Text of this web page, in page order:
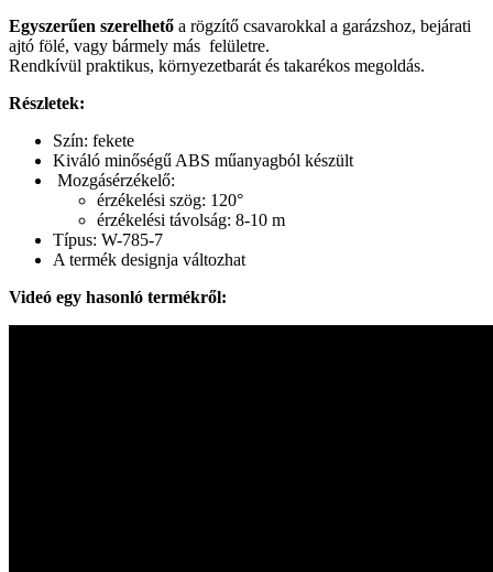
Egyszerűen szerelhető a rögzítő csavarokkal a garázshoz, bejárati
ajtó fölé, vagy bármely más felületre.
Rendkívül praktikus, környezetbarát és takarékos megoldás.
Részletek:
Szín: fekete
Kiváló minőségű ABS műanyagból készült
Mozgásérzékelő:
érzékelési szög: 120°
érzékelési távolság: 8-10 m
Típus: W-785-7
A termék designja változhat
Videó egy hasonló termékről: